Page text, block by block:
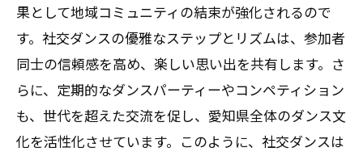
果として地域コミュニティの結束が強化されるので
す。社交ダンスの優雅なステップとリズムは、参加者
同士の信頼感を高め、楽しい思い出を共有します。さ
らに、定期的なダンスパーティーやコンペティション
も、世代を超えた交流を促し、愛知県全体のダンス文
化を活性化させています。このように、社交ダンスは